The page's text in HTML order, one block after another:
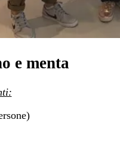
e menta